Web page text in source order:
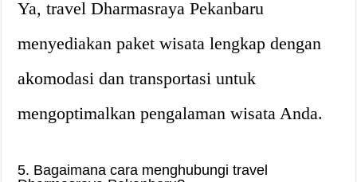
Ya, travel Dharmasraya Pekanbaru
menyediakan paket wisata lengkap dengan
akomodasi dan transportasi untuk
mengoptimalkan pengalaman wisata Anda.
5. Bagaimana cara menghubungi travel